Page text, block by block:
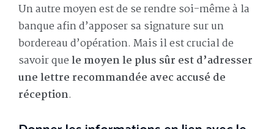
Un autre moyen est de se rendre soi-même à la
banque afin d’apposer sa signature sur un
bordereau d’opération. Mais il est crucial de
savoir quele moyen le plus sûr est d’adresser
une lettre recommandée avec accusé de
réception.